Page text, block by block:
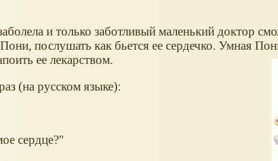
и только заботливый маленький доктор
послушать как бьется ее сердечко. Умная
ее лекарством.
(на русском языке):
сердце?"